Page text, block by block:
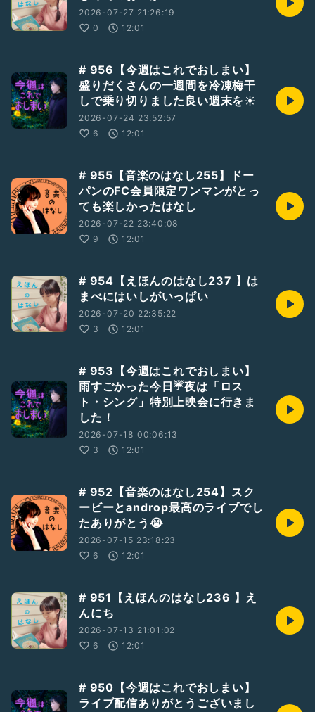
2026-07-27 21:26:19
0
12:01
# 956【今週はこれでおしまい】
盛りだくさんの一週間を冷凍梅干
しで乗り切りました良い週末を☀️
2026-07-24 23:52:57
6
12:01
# 955【音楽のはなし255】ドー
パンのFC会員限定ワンマンがとっ
ても楽しかったはなし
2026-07-22 23:40:08
9
12:01
# 954【えほんのはなし237 】は
まべにはいしがいっぱい
2026-07-20 22:35:22
3
12:01
# 953【今週はこれでおしまい】
雨すごかった今日☔夜は「ロス
ト・シング」特別上映会に行きま
した！
2026-07-18 00:06:13
3
12:01
# 952【音楽のはなし254】スク
ービーとandrop最高のライブでし
たありがとう😭
2026-07-15 23:18:23
6
12:01
# 951【えほんのはなし236 】え
んにち
2026-07-13 21:01:02
6
12:01
# 950【今週はこれでおしまい】
ライブ配信ありがとうございまし